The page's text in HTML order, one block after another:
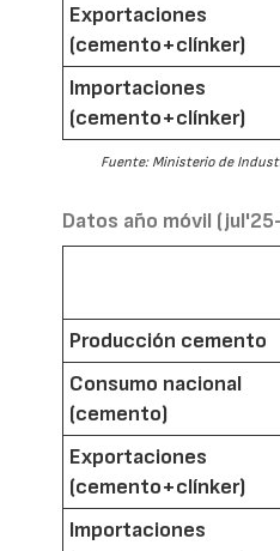
Exportaciones
(cemento+clínker)
Importaciones
(cemento+clínker)
Fuente: Ministerio de
Datos año móvil
Producción cemento
Consumo nacional
(cemento)
Exportaciones
(cemento+clínker)
Importaciones